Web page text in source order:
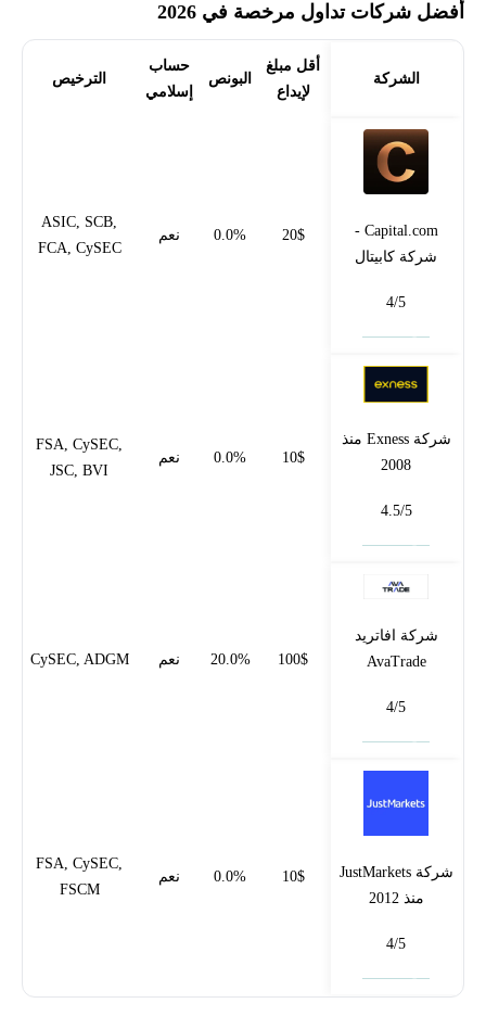
أفضل شركات تداول مرخصة في 2026
الشركة
أقل مبلغ
لإيداع
البونص
حساب
إسلامي
الترخيص
Capital.com -
شركة كابيتال
4/5
20$
0.0% نعم
ASIC, SCB,
FCA, CySEC
شركة Exness منذ
2008
4.5/5
10$
0.0% نعم
FSA, CySEC,
JSC, BVI
شركة افاتريد
AvaTrade
4/5
100$
20.0% نعم CySEC, ADGM
شركة JustMarkets
منذ 2012
4/5
10$
0.0% نعم
FSA, CySEC,
FSCM